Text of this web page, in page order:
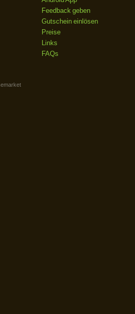
Feedback geben
Gutschein einlösen
Preise
Links
FAQs